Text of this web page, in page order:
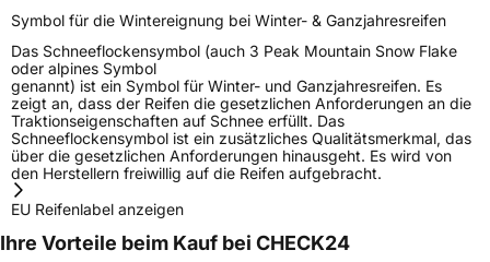
Symbol für die Wintereignung bei Winter- & Ganzjahresreifen
Das Schneeflockensymbol (auch 3 Peak Mountain Snow Flake
oder alpines Symbol
genannt) ist ein Symbol für Winter- und Ganzjahresreifen. Es
zeigt an, dass der Reifen die gesetzlichen Anforderungen an die
Traktionseigenschaften auf Schnee erfüllt. Das
Schneeflockensymbol ist ein zusätzliches Qualitätsmerkmal, das
über die gesetzlichen Anforderungen hinausgeht. Es wird von
den Herstellern freiwillig auf die Reifen aufgebracht.
EU Reifenlabel anzeigen
Ihre Vorteile beim Kauf bei CHECK24